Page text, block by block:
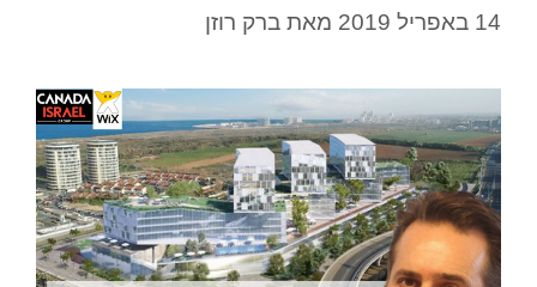
14 באפריל 2019 מאת ברק רוזן